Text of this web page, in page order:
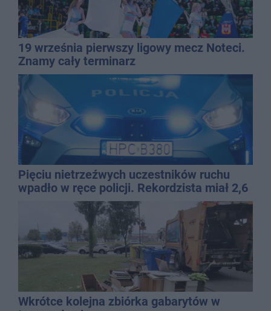
19 września pierwszy ligowy mecz Noteci.
Znamy cały terminarz
Pięciu nietrzeźwych uczestników ruchu
wpadło w ręce policji. Rekordzista miał 2,6
Wkrótce kolejna zbiórka gabarytów w